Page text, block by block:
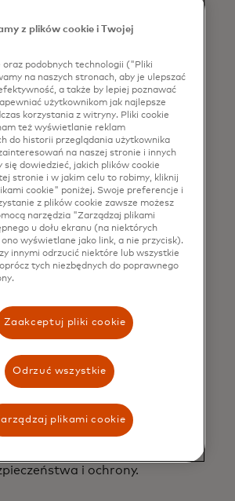
technologie z
aby tworzyć niezwykle
doświadczenia.
Digital First
preferowane przez nich formy
działały bezproblemowo we
kanałach.
i zabezpieczenia
kart spokój ducha
i ochrony.
z plików cookie i Twojej
oraz podobnych technologii ("Pliki
na naszych stronach, aby je ulepszać
a także by lepiej poznawać
użytkownikom jak najlepsze
korzystania z witryny. Pliki cookie
też wyświetlanie reklam
do historii przeglądania użytkownika
na naszej stronie i innych
się dowiedzieć, jakich plików cookie
stronie i w jakim celu to robimy, kliknij
cookie" poniżej. Swoje preferencje i
z plików cookie zawsze możesz
narzędzia "Zarządzaj plikami
u dołu ekranu (na niektórych
wyświetlane jako link, a nie przycisk).
innymi odrzucić niektóre lub wszystkie
tych niezbędnych do poprawnego
Zaakceptuj pliki cookie
Odrzuć wszystkie
plikami cookie